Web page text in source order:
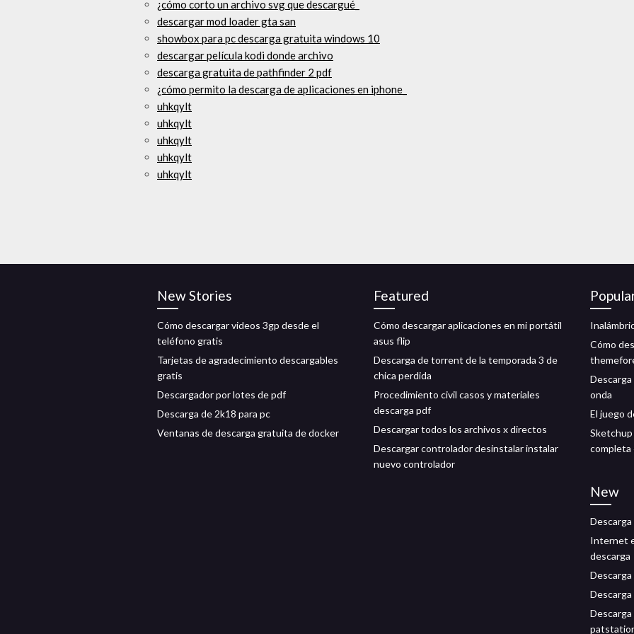
¿cómo corto un archivo svg que descargué_
descargar mod loader gta san
showbox para pc descarga gratuita windows 10
descargar película kodi donde archivo
descarga gratuita de pathfinder 2 pdf
¿cómo permito la descarga de aplicaciones en iphone_
uhkqylt
uhkqylt
uhkqylt
uhkqylt
uhkqylt
New Stories
Cómo descargar videos 3gp desde el
teléfono gratis
Tarjetas de agradecimiento descargables
gratis
Descargador por lotes de pdf
Descarga de 2k18 para pc
Ventanas de descarga gratuita de docker
Featured
Cómo descargar aplicaciones en mi portátil
asus flip
Descarga de torrent de la temporada 3 de
chica perdida
Procedimiento civil casos y materiales
descarga pdf
Descargar todos los archivos x directos
Descargar controlador desinstalar instalar
nuevo controlador
Cómo
onda
El juego
completa
New
Internet
descarga
Descarga